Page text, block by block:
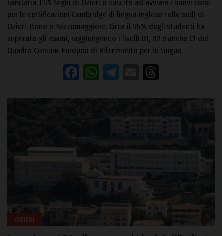
sanitaria, l’IIS Segni di Ozieri è riuscito ad avviare i nuovi corsi
per le certificazioni Cambridge di lingua inglese nelle sedi di
Ozieri, Bono e Pozzomaggiore. Circa il 95% degli studenti ha
superato gli esami, raggiungendo i livelli B1, B2 e anche C1 del
Quadro Comune Europeo di Riferimento per le Lingue.
Facebook
WhatsApp
Telegram
Email
OZIERI